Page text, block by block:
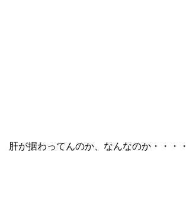
肝が据わってんのか、なんなのか・・・・